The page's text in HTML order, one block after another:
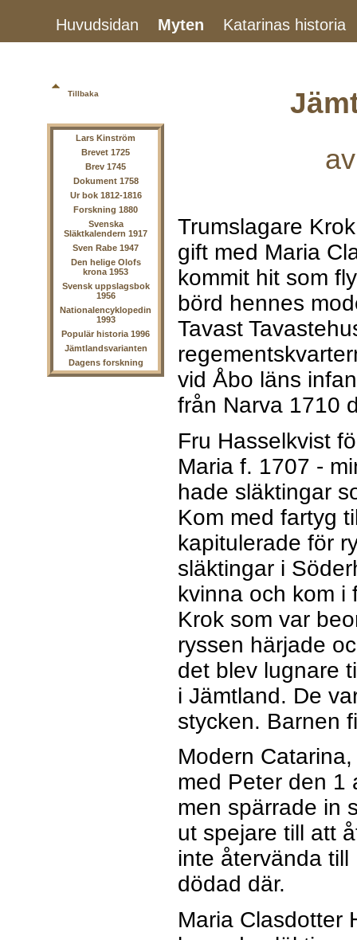
Huvudsidan Myten Katarinas historia
Tillbaka
Lars Kinström
Brevet 1725
Brev 1745
Dokument 1758
Ur bok 1812-1816
Forskning 1880
Svenska
Släktkalendern 1917
Sven Rabe 1947
Den helige Olofs
krona 1953
Svensk uppslagsbok
1956
Nationalencyklopedin
1993
Populär historia 1996
Jämtlandsvarianten
Dagens forskning
Trumslagare
gift med Maria
kommit hit som
börd hennes
Tavast
vid Åbo läns
från Narva 1710
Fru Hasselkvist
Maria f. 1707 -
hade släktingar
Kom med fartyg
kapitulerade för
släktingar i
kvinna och kom i
Krok som var
ryssen härjade
det blev lugnare
i Jämtland. De
stycken. Barnen
Modern
med Peter den 1
men spärrade in
ut spejare till att
inte återvända
dödad där.
Maria Clasdotter